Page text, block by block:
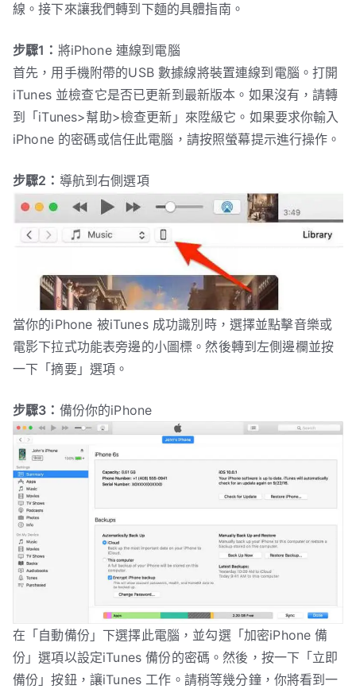
線。接下來讓我們轉到下麵的具體指南。
步驟1： 將iPhone 連線到電腦
首先，用手機附帶的USB 數據線將裝置連線到電腦。打開
iTunes 並檢查它是否已更新到最新版本。如果沒有，請轉
到「iTunes>幫助>檢查更新」來陞級它。如果要求你輸入
iPhone 的密碼或信任此電腦，請按照螢幕提示進行操作。
步驟2： 導航到右側選項
當你的iPhone 被iTunes 成功識別時，選擇並點擊音樂或
電影下拉式功能表旁邊的小圖標。然後轉到左側邊欄並按
一下「摘要」選項。
步驟3： 備份你的iPhone
在「自動備份」下選擇此電腦，並勾選「加密iPhone 備
份」選項以設定iTunes 備份的密碼。然後，按一下「立即
備份」按鈕，讓iTunes 工作。請稍等幾分鐘，你將看到一